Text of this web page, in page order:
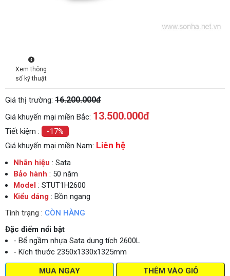
Xem thông
số kỹ thuật
Giá thị trường: 16.200.000đ
Giá khuyến mại miền Bắc: 13.500.000đ
Tiết kiệm :
-17%
Giá khuyến mại miền Nam: Liên hệ
Nhãn hiệu : Sata
Bảo hành : 50 năm
Model : STUT1H2600
Kiểu dáng : Bồn ngang
Tình trạng : CÒN HÀNG
Đặc điểm nổi bật
- Bể ngầm nhựa Sata dung tích 2600L
- Kích thước 2350x1330x1325mm
MUA NGAY THÊM VÀO GIỎ